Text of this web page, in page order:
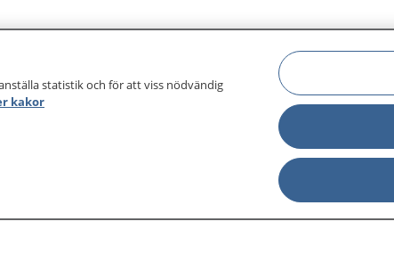
journal
Other languages
statistik och för att viss nödvändig
kakor